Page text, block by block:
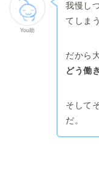
You助
我慢し
てしま
だから
どう働
そして
だ。